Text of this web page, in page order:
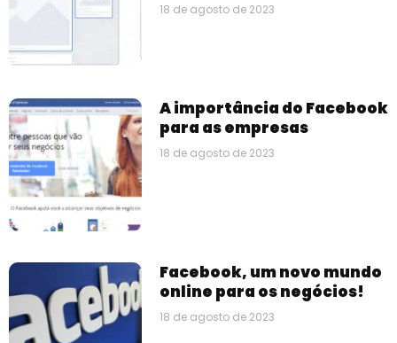
18 de agosto de 2023
A importância do Facebook
para as empresas
18 de agosto de 2023
Facebook, um novo mundo
online para os negócios!
18 de agosto de 2023